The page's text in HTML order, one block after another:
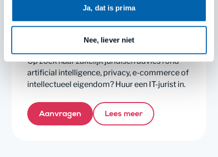
menu’s van onze apps. Lees meer in
Ja, dat is prima
Nee, liever niet
Huur een IT-jurist in
Juridisch advies
Op zoek naar zakelijk juridisch advies rond
artificial intelligence, privacy, e-commerce of
intellectueel eigendom? Huur een IT-jurist in.
Aanvragen Lees meer